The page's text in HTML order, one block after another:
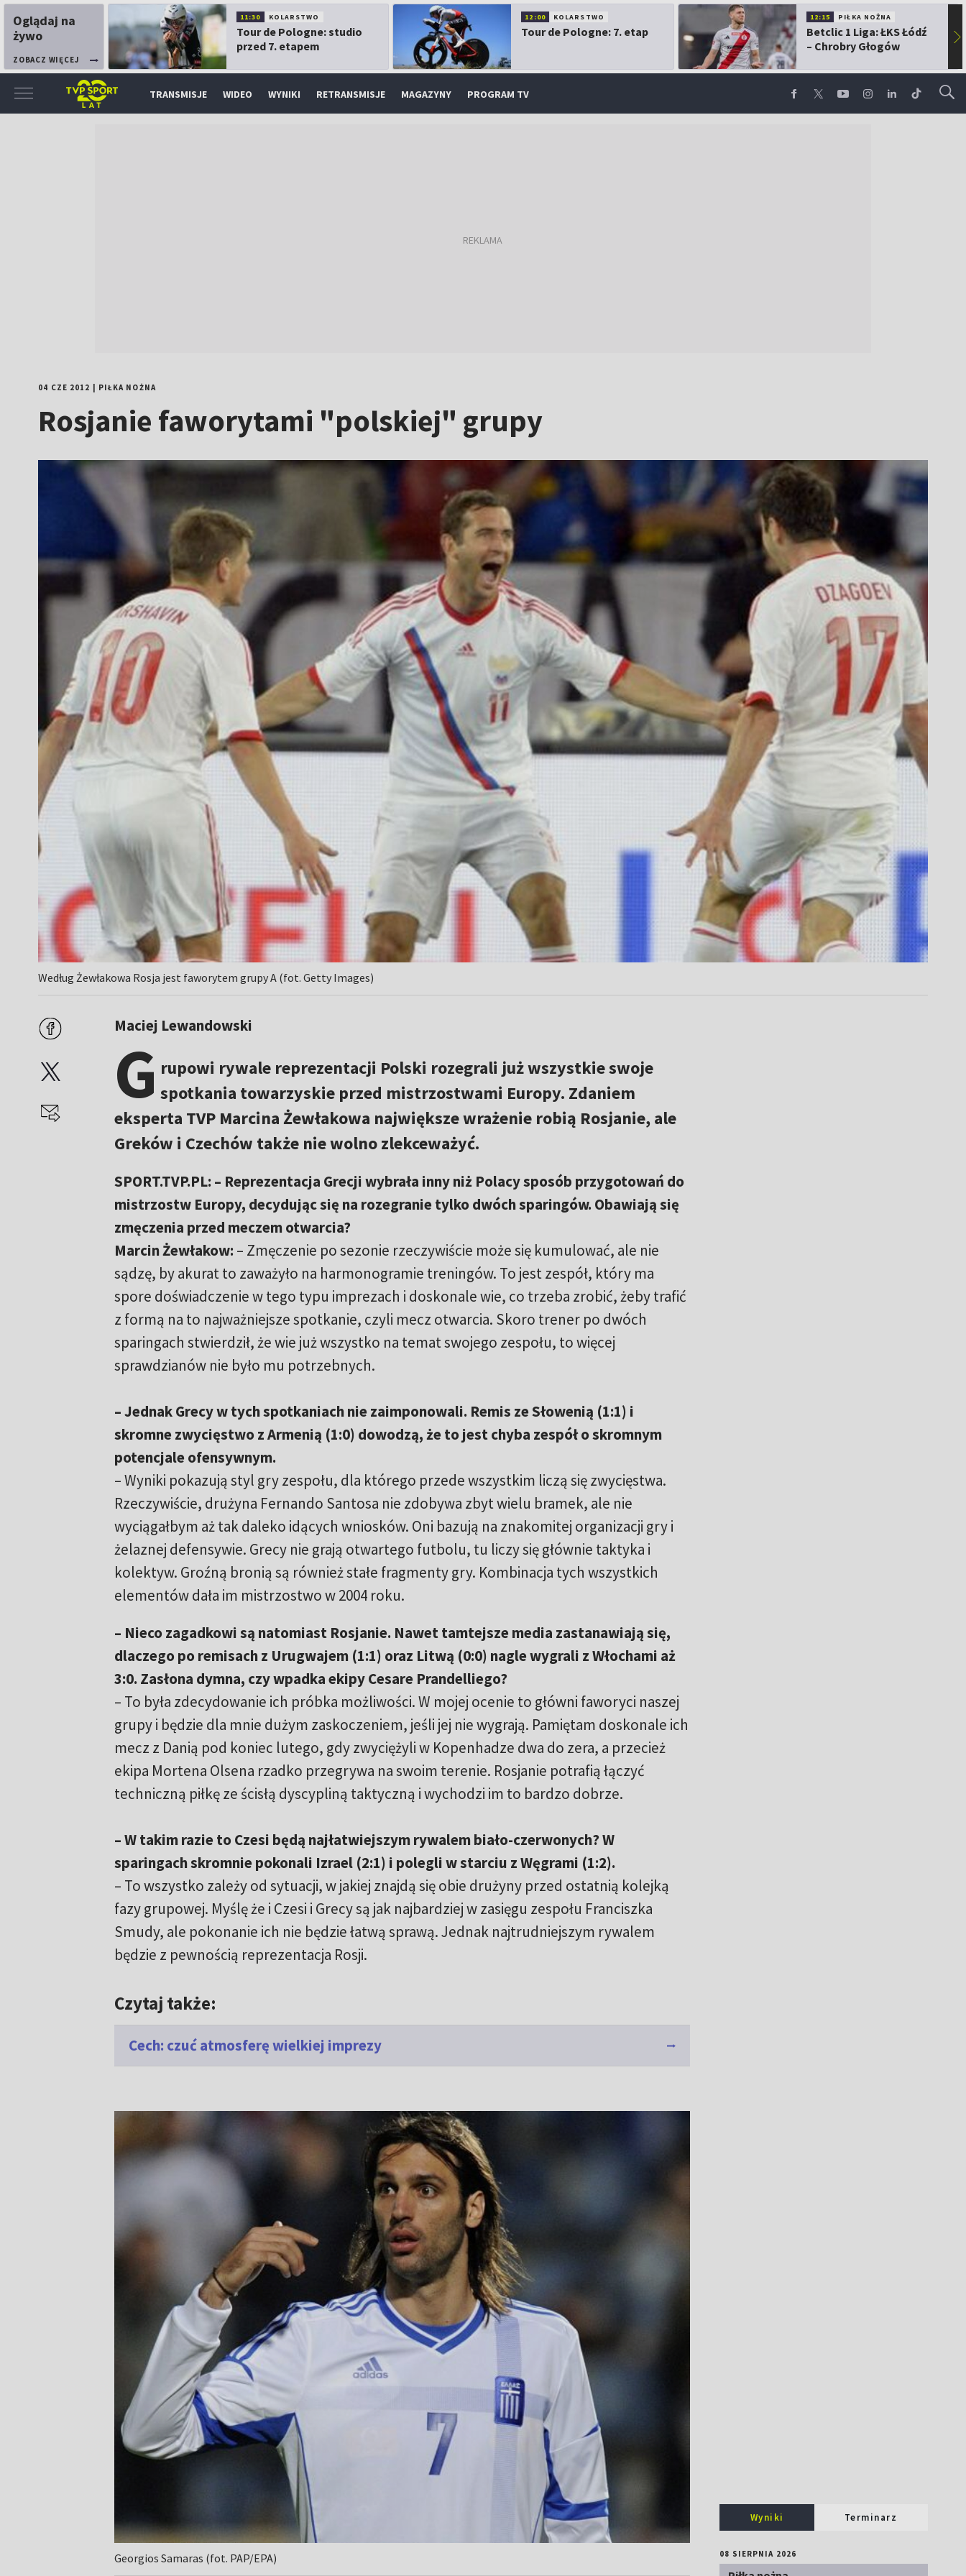
Oglądaj na
żywo
ZOBACZ WIĘCEJ
11:30 KOLARSTWO
Tour de Pologne: studio
przed 7. etapem
12:00 KOLARSTWO
Tour de Pologne: 7. etap
12:15 PIŁKA NOŻNA
Betclic 1 Liga: ŁKS Łódź
– Chrobry Głogów
▶
TRANSMISJE WIDEO WYNIKI RETRANSMISJE MAGAZYNY PROGRAM TV
04 CZE 2012 PIŁKA NOŻNA
Rosjanie faworytami "polskiej" grupy
Według Żewłakowa Rosja jest faworytem grupy A (fot. Getty Images)
Maciej Lewandowski
G rupowi rywale reprezentacji Polski rozegrali już wszystkie swoje
spotkania towarzyskie przed mistrzostwami Europy. Zdaniem
eksperta TVP Marcina Żewłakowa największe wrażenie robią Rosjanie, ale
Greków i Czechów także nie wolno zlekceważyć.
SPORT.TVP.PL: – Reprezentacja Grecji wybrała inny niż Polacy sposób przygotowań do
mistrzostw Europy, decydując się na rozegranie tylko dwóch sparingów. Obawiają się
zmęczenia przed meczem otwarcia?
Marcin Żewłakow: – Zmęczenie po sezonie rzeczywiście może się kumulować, ale nie
sądzę, by akurat to zaważyło na harmonogramie treningów. To jest zespół, który ma
spore doświadczenie w tego typu imprezach i doskonale wie, co trzeba zrobić, żeby trafić
z formą na to najważniejsze spotkanie, czyli mecz otwarcia. Skoro trener po dwóch
sparingach stwierdził, że wie już wszystko na temat swojego zespołu, to więcej
sprawdzianów nie było mu potrzebnych.
– Jednak Grecy w tych spotkaniach nie zaimponowali. Remis ze Słowenią (1:1) i
skromne zwycięstwo z Armenią (1:0) dowodzą, że to jest chyba zespół o skromnym
potencjale ofensywnym.
– Wyniki pokazują styl gry zespołu, dla którego przede wszystkim liczą się zwycięstwa.
Rzeczywiście, drużyna Fernando Santosa nie zdobywa zbyt wielu bramek, ale nie
wyciągałbym aż tak daleko idących wniosków. Oni bazują na znakomitej organizacji gry i
żelaznej defensywie. Grecy nie grają otwartego futbolu, tu liczy się głównie taktyka i
kolektyw. Groźną bronią są również stałe fragmenty gry. Kombinacja tych wszystkich
elementów dała im mistrzostwo w 2004 roku.
– Nieco zagadkowi są natomiast Rosjanie. Nawet tamtejsze media zastanawiają się,
dlaczego po remisach z Urugwajem (1:1) oraz Litwą (0:0) nagle wygrali z Włochami aż
3:0. Zasłona dymna, czy wpadka ekipy Cesare Prandelliego?
– To była zdecydowanie ich próbka możliwości. W mojej ocenie to główni faworyci naszej
grupy i będzie dla mnie dużym zaskoczeniem, jeśli jej nie wygrają. Pamiętam doskonale ich
mecz z Danią pod koniec lutego, gdy zwyciężyli w Kopenhadze dwa do zera, a przecież
ekipa Mortena Olsena rzadko przegrywa na swoim terenie. Rosjanie potrafią łączyć
techniczną piłkę ze ścisłą dyscypliną taktyczną i wychodzi im to bardzo dobrze.
– W takim razie to Czesi będą najłatwiejszym rywalem biało-czerwonych? W
sparingach skromnie pokonali Izrael (2:1) i polegli w starciu z Węgrami (1:2).
– To wszystko zależy od sytuacji, w jakiej znajdą się obie drużyny przed ostatnią kolejką
fazy grupowej. Myślę że i Czesi i Grecy są jak najbardziej w zasięgu zespołu Franciszka
Smudy, ale pokonanie ich nie będzie łatwą sprawą. Jednak najtrudniejszym rywalem
będzie z pewnością reprezentacja Rosji.
Czytaj także:
Cech: czuć atmosferę wielkiej imprezy
Georgios Samaras (fot. PAP/EPA)
Wyniki Terminarz
08 SIERPNIA 2026